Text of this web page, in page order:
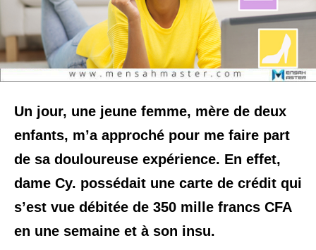
Un jour, une jeune femme, mère de deux
enfants, m’a approché pour me faire part
de sa douloureuse expérience. En effet,
dame Cy. possédait une carte de crédit qui
s’est vue débitée de 350 mille francs CFA
en une semaine et à son insu.